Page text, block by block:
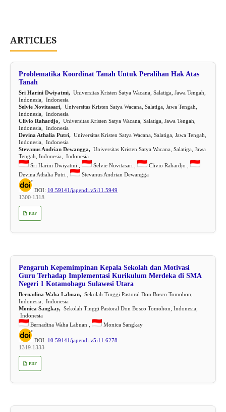
ARTICLES
Problematika Koordinat Tanah Untuk Peralihan Hak Atas
Tanah
Sri Harini Dwiyatmi,Universitas Kristen Satya Wacana, Salatiga, Jawa Tengah,
Indonesia, Indonesia
Selvie Novitasari,Universitas Kristen Satya Wacana, Salatiga, Jawa Tengah,
Indonesia, Indonesia
Clivio Rahardjo,Universitas Kristen Satya Wacana, Salatiga, Jawa Tengah,
Indonesia, Indonesia
Devina Athalia Putri,Universitas Kristen Satya Wacana, Salatiga, Jawa Tengah,
Indonesia, Indonesia
Stevanus Andrian Dewangga,Universitas Kristen Satya Wacana, Salatiga, Jawa
Tengah, Indonesia, Indonesia
Sri Harini Dwiyatmi ,
Selvie Novitasari ,
Clivio Rahardjo ,
Devina Athalia Putri ,
Stevanus Andrian Dewangga
DOI: 10.59141/japendi.v5i11.5949
1300-1318
PDF
Pengaruh Kepemimpinan Kepala Sekolah dan Motivasi
Guru Terhadap Implementasi Kurikulum Merdeka di SMA
Negeri 1 Kotamobagu Sulawesi Utara
Bernadina Waha Labuan,Sekolah Tinggi Pastoral Don Bosco Tomohon,
Indonesia, Indonesia
Monica Sangkay,Sekolah Tinggi Pastoral Don Bosco Tomohon, Indonesia,
Indonesia
Bernadina Waha Labuan ,
Monica Sangkay
DOI: 10.59141/japendi.v5i11.6278
1319-1333
PDF